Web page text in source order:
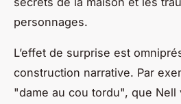
personnages.
L’effet de surprise est
construction narrative. Par
"dame au cou tordu", que Nell